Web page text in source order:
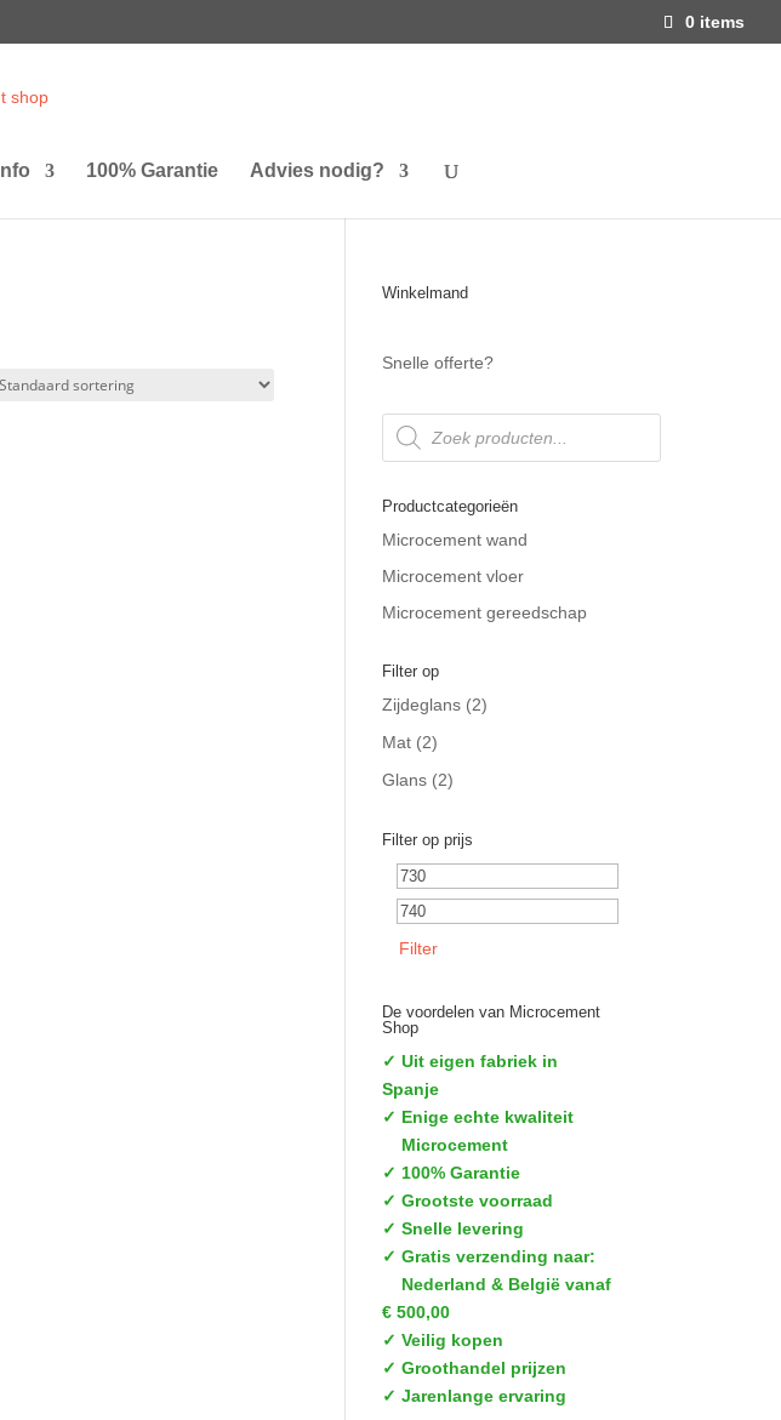
0 items
Info 100% Garantie Advies nodig?
Winkelmand
Snelle offerte?
Producten
zoeken
Productcategorieën
Microcement wand
Microcement vloer
Microcement gereedschap
Filter op
Zijdeglans (2)
Mat (2)
Glans (2)
Filter op prijs
Min.
prijs
Filter
De voordelen van Microcement
Shop
✓ Uit eigen fabriek in
Spanje
✓ Enige echte kwaliteit
Microcement
✓ 100% Garantie
✓ Grootste voorraad
✓ Snelle levering
✓ Gratis verzending naar:
Nederland & België vanaf
€ 500,00
✓ Veilig kopen
✓ Groothandel prijzen
✓ Jarenlange ervaring